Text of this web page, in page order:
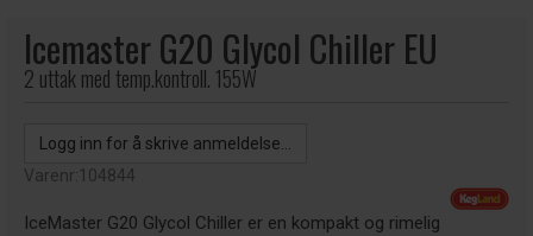
Icemaster G20 Glycol Chiller EU
2 uttak med temp.kontroll. 155W
Logg inn for å skrive anmeldelse...
Varenr:104844
IceMaster G20 Glycol Chiller er en kompakt og rimelig